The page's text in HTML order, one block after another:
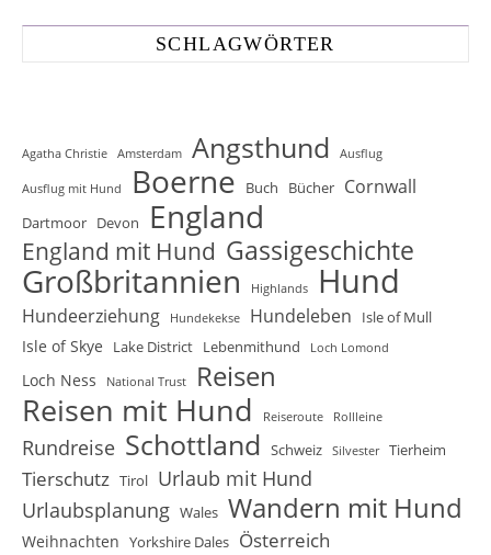
SCHLAGWÖRTER
Agatha Christie Amsterdam Angsthund Ausflug
Ausflug mit Hund Boerne Buch Bücher Cornwall
Dartmoor Devon England
England mit Hund Gassigeschichte
Großbritannien Highlands Hund
Hundeerziehung Hundekekse Hundeleben Isle of Mull
Isle of Skye Lake District Lebenmithund Loch Lomond
Loch Ness National Trust Reisen
Reisen mit Hund Reiseroute Rollleine
Rundreise Schottland Schweiz Silvester Tierheim
Tierschutz Tirol Urlaub mit Hund
Urlaubsplanung Wales Wandern mit Hund
Weihnachten Yorkshire Dales Österreich